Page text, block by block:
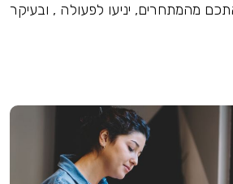
מהמתחרים, יניעו לפעולה , ובעיקר